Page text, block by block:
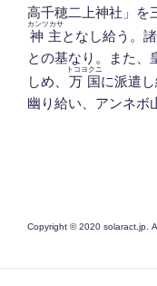
高千穂二上神社」を
神主
カンツカサ
となし給う。
との基なり。また、
しめ、 万国
トコヨクニ
に派遣
幽り給い、アンネボ
Copyright © 2020 solaract.jp.